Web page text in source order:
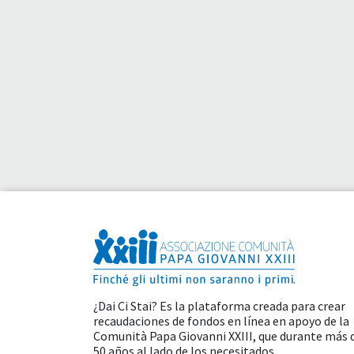
¿Dai Ci Stai? Es la plataforma creada para crear
recaudaciones de fondos en línea en apoyo de la
Comunità Papa Giovanni XXIII, que durante más
50 años al lado de los necesitados.